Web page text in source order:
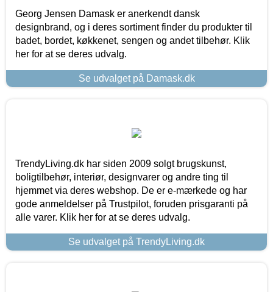
Georg Jensen Damask er anerkendt dansk
designbrand, og i deres sortiment finder du produkter til
badet, bordet, køkkenet, sengen og andet tilbehør. Klik
her for at se deres udvalg.
Se udvalget på Damask.dk
TrendyLiving.dk har siden 2009 solgt brugskunst,
boligtilbehør, interiør, designvarer og andre ting til
hjemmet via deres webshop. De er e-mærkede og har
gode anmeldelser på Trustpilot, foruden prisgaranti på
alle varer. Klik her for at se deres udvalg.
Se udvalget på TrendyLiving.dk